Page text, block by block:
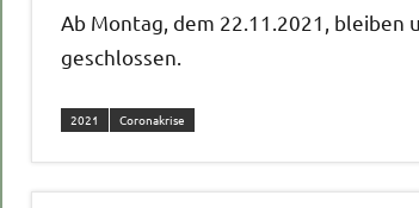
Ab Montag, dem 22.11.2021,
geschlossen.
2021 Coronakrise